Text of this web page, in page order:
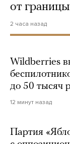
от
2 часа назад
Wildberries
до 50 тысяч
12 минут назад
Партия